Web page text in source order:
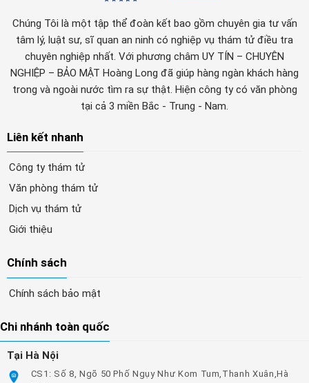
Chúng Tôi là một tập thể đoàn kết bao gồm chuyên gia tư vấn
tâm lý, luật sư, sĩ quan an ninh có nghiệp vụ thám tử điều tra
chuyên nghiệp nhất. Với phương châm UY TÍN – CHUYÊN
NGHIỆP – BẢO MẬT Hoàng Long đã giúp hàng ngàn khách hàng
trong và ngoài nước tìm ra sự thật. Hiện công ty có văn phòng
tại cả 3 miền Bắc - Trung - Nam.
Liên kết nhanh
Công ty thám tử
Văn phòng thám tử
Dịch vụ thám tử
Giới thiệu
Chính sách
Chính sách bảo mật
Chi nhánh toàn quốc
Tại Hà Nội
CS1: Số 8, Ngõ 50 Phố Ngụy Như Kom Tum,Thanh Xuân,Hà